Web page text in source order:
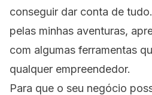
conseguir dar conta de
pelas minhas aventuras,
com algumas ferramentas
qualquer empreendedor.
Para que o seu negócio